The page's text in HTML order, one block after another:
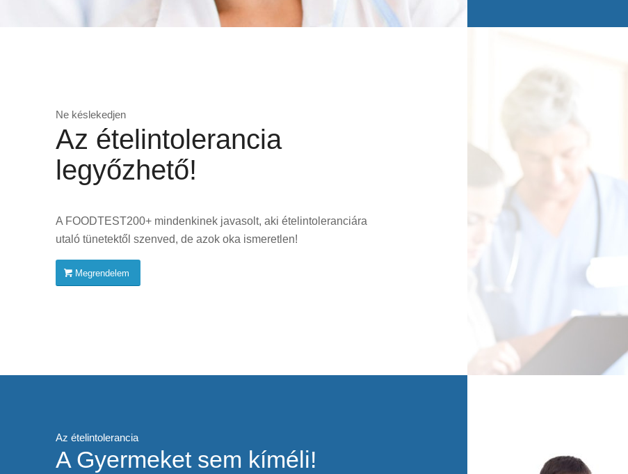
Ne késlekedjen
Az ételintolerancia
legyőzhető!
A FOODTEST200+ mindenkinek javasolt, aki ételintoleranciára
utaló tünetektől szenved, de azok oka ismeretlen!
Megrendelem
Az ételintolerancia
A Gyermeket sem kíméli!